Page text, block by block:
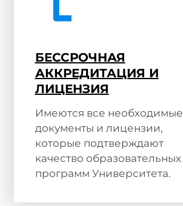
БЕССРОЧНАЯ
АККРЕДИТАЦИЯ И
ЛИЦЕНЗИЯ
Имеются все необходимые
документы и лицензии,
которые подтверждают
качество образовательных
программ Университета.